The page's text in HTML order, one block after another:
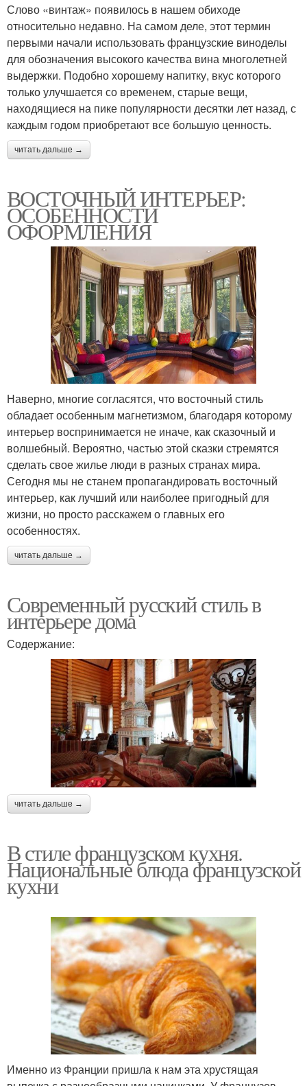
Слово «винтаж» появилось в нашем обиходе
относительно недавно. На самом деле, этот термин
первыми начали использовать французские виноделы
для обозначения высокого качества вина многолетней
выдержки. Подобно хорошему напитку, вкус которого
только улучшается со временем, старые вещи,
находящиеся на пике популярности десятки лет назад, с
каждым годом приобретают все большую ценность.
читать дальше →
ВОСТОЧНЫЙ ИНТЕРЬЕР:
ОСОБЕННОСТИ
ОФОРМЛЕНИЯ
Наверно, многие согласятся, что восточный стиль
обладает особенным магнетизмом, благодаря которому
интерьер воспринимается не иначе, как сказочный и
волшебный. Вероятно, частью этой сказки стремятся
сделать свое жилье люди в разных странах мира.
Сегодня мы не станем пропагандировать восточный
интерьер, как лучший или наиболее пригодный для
жизни, но просто расскажем о главных его
особенностях.
читать дальше →
Современный русский стиль в
интерьере дома
Содержание:
читать дальше →
В стиле французском кухня.
Национальные блюда французской
кухни
Именно из Франции пришла к нам эта хрустящая